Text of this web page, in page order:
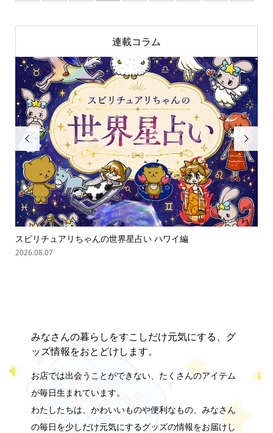
連載コラム

スピリチュアリちゃんの世界星占い ハワイ編
2026.08.07

みなさんの暮らしをすこしだけ元気にする、グ
ッズ情報をおとどけします。
お店では出会うことができない、たくさんのアイテム
が毎日生まれています。
わたしたちは、かわいいものや便利なもの、みなさん
の毎日を少しだけ元気にするグッズの情報をお届けし